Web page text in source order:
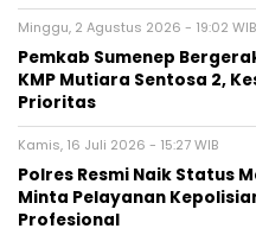
Minggu, 2 Agustus 2026 - 19:02 WIB
Pemkab Sumenep
KMP Mutiara Sentosa 2,
Prioritas
Kamis, 16 Juli 2026 - 15:27 WIB
Polres Resmi Naik Status
Minta Pelayanan
Profesional